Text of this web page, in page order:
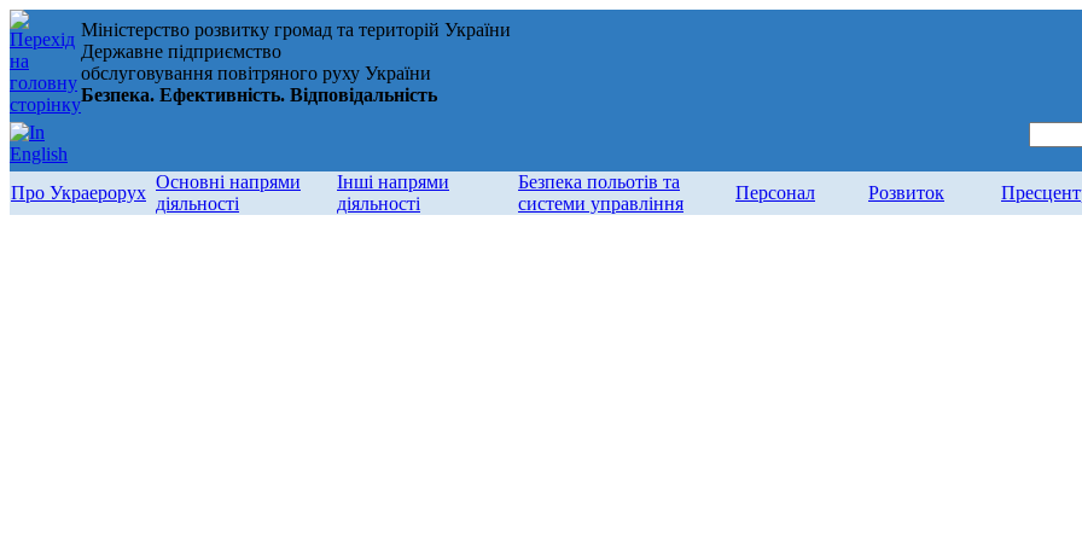
Міністерство розвитку громад та територій України
Державне підприємство
обслуговування повітряного руху України
Безпека. Ефективність. Відповідальність
Про Украерорух
Основні напрями
діяльності
Інші напрями
діяльності
Безпека польотів та
системи управління
Персонал Розвиток